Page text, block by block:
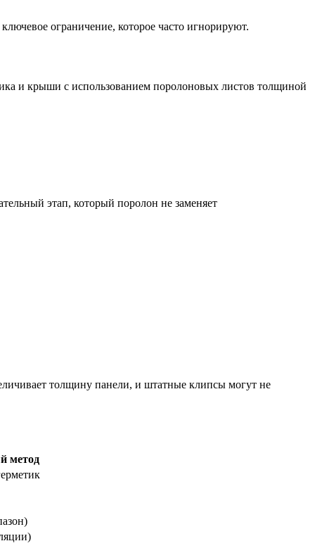
ограничение, которое часто игнорируют.
и крыши с использованием поролоновых листов толщиной
этап, который поролон не заменяет
толщину панели, и штатные клипсы могут не
метод